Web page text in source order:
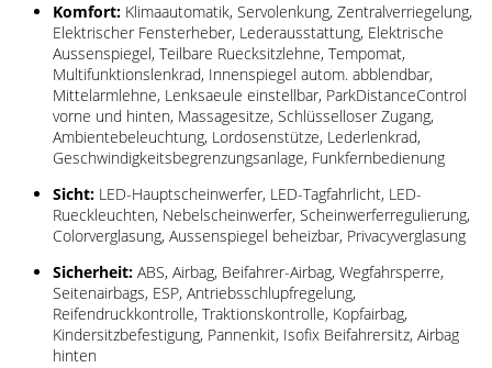
Komfort: Klimaautomatik, Servolenkung, Zentralverriegelung,
Elektrischer Fensterheber, Lederausstattung, Elektrische
Aussenspiegel, Teilbare Ruecksitzlehne, Tempomat,
Multifunktionslenkrad, Innenspiegel autom. abblendbar,
Mittelarmlehne, Lenksaeule einstellbar, ParkDistanceControl
vorne und hinten, Massagesitze, Schlüsselloser Zugang,
Ambientebeleuchtung, Lordosenstütze, Lederlenkrad,
Geschwindigkeitsbegrenzungsanlage, Funkfernbedienung
Sicht: LED-Hauptscheinwerfer, LED-Tagfahrlicht, LED-
Rueckleuchten, Nebelscheinwerfer, Scheinwerferregulierung,
Colorverglasung, Aussenspiegel beheizbar, Privacyverglasung
Sicherheit: ABS, Airbag, Beifahrer-Airbag, Wegfahrsperre,
Seitenairbags, ESP, Antriebsschlupfregelung,
Reifendruckkontrolle, Traktionskontrolle, Kopfairbag,
Kindersitzbefestigung, Pannenkit, Isofix Beifahrersitz, Airbag
hinten